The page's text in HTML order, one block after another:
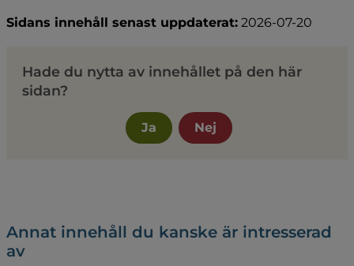
Sidans innehåll senast uppdaterat: 2026-07-20
Hade du nytta av innehållet på den här
sidan?
Ja Nej
Annat innehåll du kanske är intresserad
av